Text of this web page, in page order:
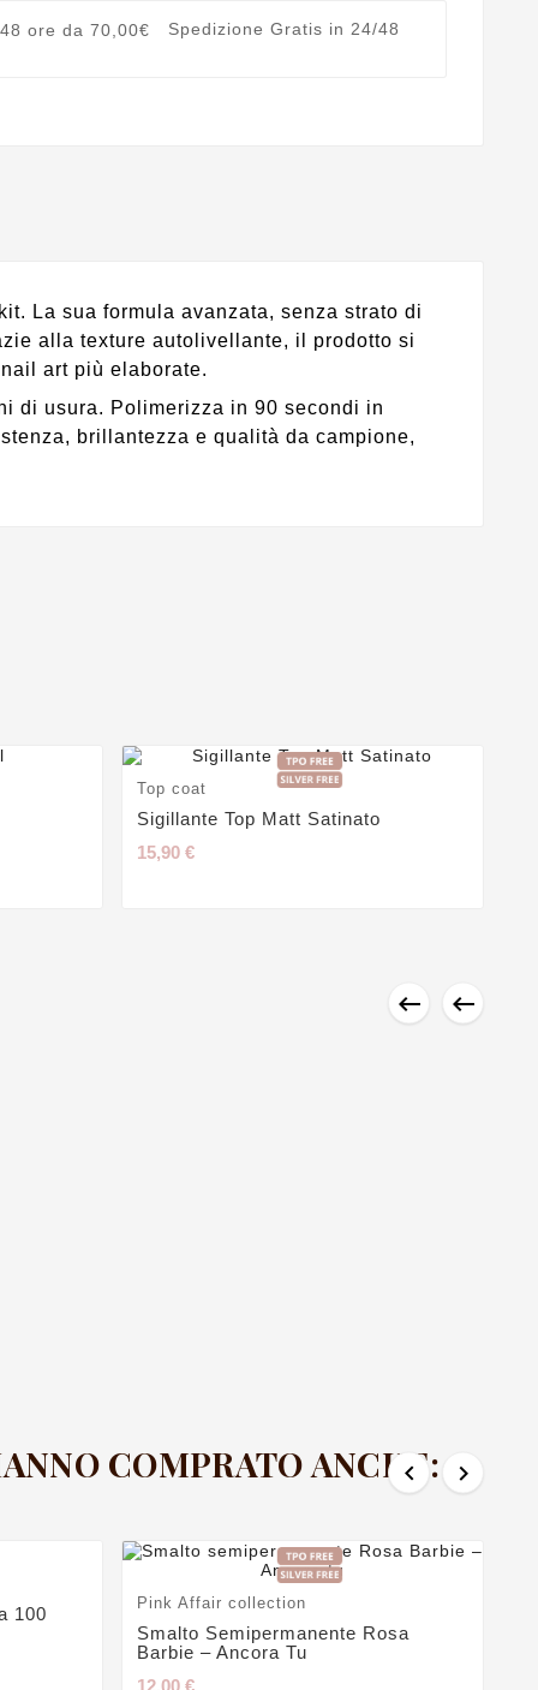
Spedizione Gratis in 24/48
La sua formula avanzata, senza strato di
alla texture autolivellante, il prodotto si
art più elaborate.
di usura. Polimerizza in 90 secondi in
brillantezza e qualità da campione,
 
Top coat
Sigillante Top Matt Satinato
15,90 €
COMPRATO ANCHE:
 
100
Pink Affair collection
Smalto Semipermanente Rosa
Barbie – Ancora Tu
12,00 €